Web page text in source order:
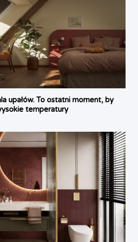
upałów. To ostatni moment, by
temperatury